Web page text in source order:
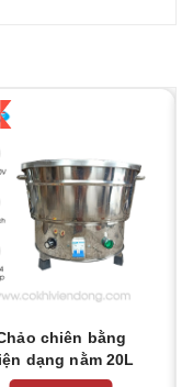
chiên bằng
dạng nằm 20L